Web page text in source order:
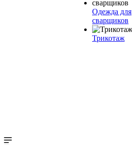
Одежда для
сварщиков
Трикотаж